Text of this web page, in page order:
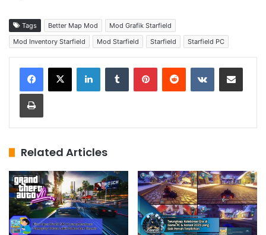
Tags Better Map Mod
Mod Grafik Starfield
Mod Inventory Starfield
Mod Starfield Starfield Starfield PC
Related Articles